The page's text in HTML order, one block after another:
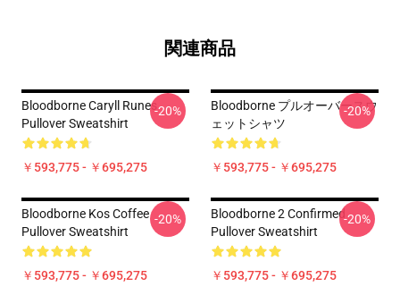
関連商品
Bloodborne Caryll Runes
Pullover Sweatshirt
￥593,775 - ￥695,275
-20%
Bloodborne プルオーバースウ
ェットシャツ
￥593,775 - ￥695,275
-20%
Bloodborne Kos Coffee
Pullover Sweatshirt
￥593,775 - ￥695,275
-20%
Bloodborne 2 Confirmed
Pullover Sweatshirt
￥593,775 - ￥695,275
-20%